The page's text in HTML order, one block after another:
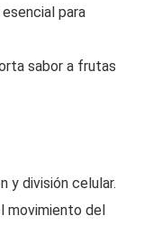
para
sabor a frutas
y división celular.
movimiento del